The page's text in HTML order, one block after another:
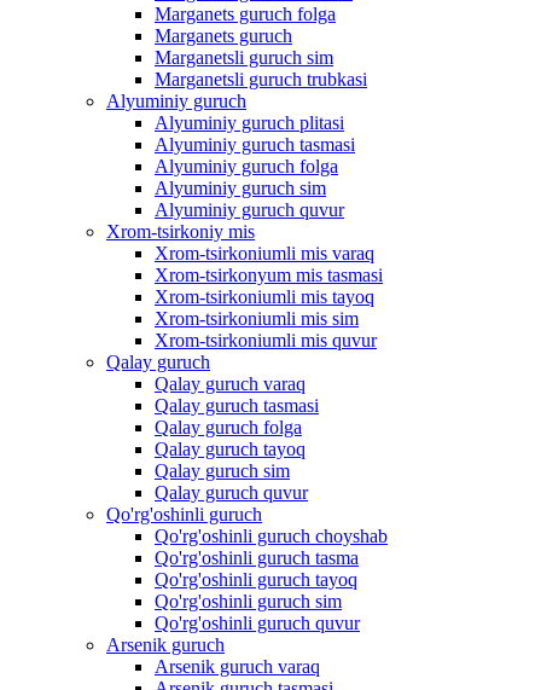
Marganets guruch folga
Marganets guruch
Marganetsli guruch sim
Marganetsli guruch trubkasi
Alyuminiy guruch
Alyuminiy guruch plitasi
Alyuminiy guruch tasmasi
Alyuminiy guruch folga
Alyuminiy guruch sim
Alyuminiy guruch quvur
Xrom-tsirkoniy mis
Xrom-tsirkoniumli mis varaq
Xrom-tsirkonyum mis tasmasi
Xrom-tsirkoniumli mis tayoq
Xrom-tsirkoniumli mis sim
Xrom-tsirkoniumli mis quvur
Qalay guruch
Qalay guruch varaq
Qalay guruch tasmasi
Qalay guruch folga
Qalay guruch tayoq
Qalay guruch sim
Qalay guruch quvur
Qo'rg'oshinli guruch
Qo'rg'oshinli guruch choyshab
Qo'rg'oshinli guruch tasma
Qo'rg'oshinli guruch tayoq
Qo'rg'oshinli guruch sim
Qo'rg'oshinli guruch quvur
Arsenik guruch
Arsenik guruch varaq